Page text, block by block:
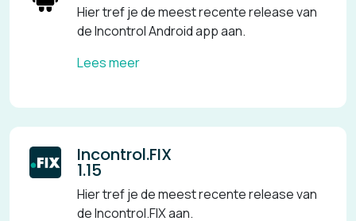
Hier tref je de meest recente release van
de Incontrol Android app aan.
Lees meer
Incontrol.FIX
1.15
Hier tref je de meest recente release van
de Incontrol.FIX aan.